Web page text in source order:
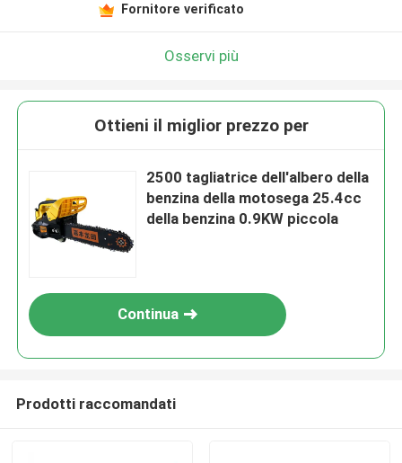
Fornitore verificato
Osservi più
Ottieni il miglior prezzo per
2500 tagliatrice dell'albero della
benzina della motosega 25.4cc
della benzina 0.9KW piccola
Continua
Prodotti raccomandati